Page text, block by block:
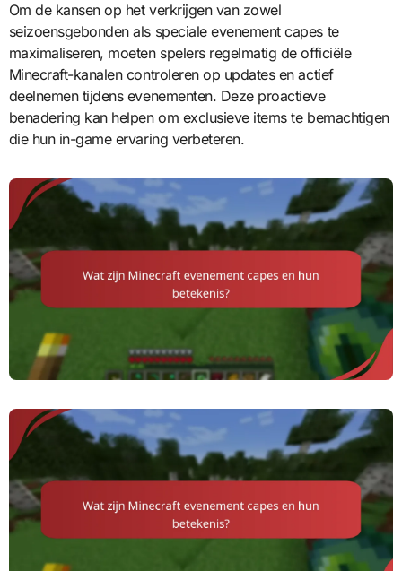
Om de kansen op het verkrijgen van zowel
seizoensgebonden als speciale evenement capes te
maximaliseren, moeten spelers regelmatig de officiële
Minecraft-kanalen controleren op updates en actief
deelnemen tijdens evenementen. Deze proactieve
benadering kan helpen om exclusieve items te bemachtigen
die hun in-game ervaring verbeteren.